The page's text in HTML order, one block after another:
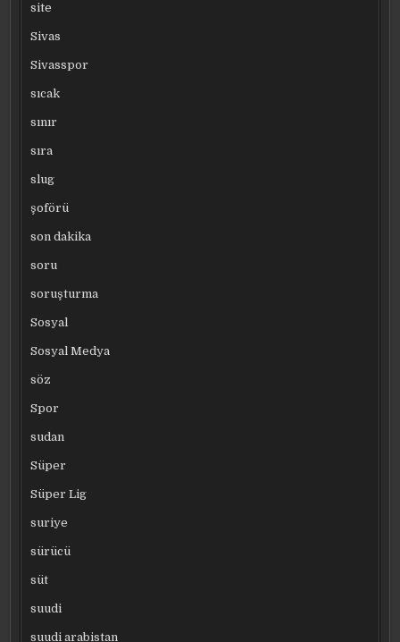
site
Sivas
Sivasspor
sıcak
sınır
sıra
slug
şoförü
son dakika
soru
soruşturma
Sosyal
Sosyal Medya
söz
Spor
sudan
Süper
Süper Lig
suriye
sürücü
süt
suudi
suudi arabistan